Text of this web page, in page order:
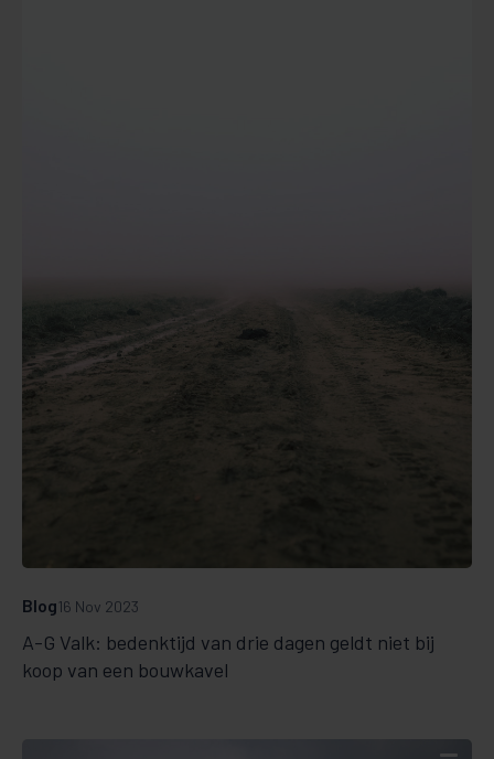
A-G Valk: bedenktijd van drie dagen geldt niet bij
koop van een bouwkavel
Blog16 Nov 2023